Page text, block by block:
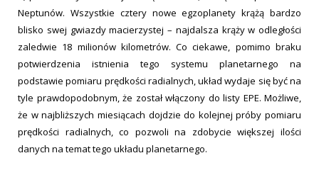
Neptunów. Wszystkie cztery nowe egzoplanety krążą bardzo
blisko swej gwiazdy macierzystej – najdalsza krąży w odległości
zaledwie 18 milionów kilometrów. Co ciekawe, pomimo braku
potwierdzenia istnienia tego systemu planetarnego na
podstawie pomiaru prędkości radialnych, układ wydaje się być na
tyle prawdopodobnym, że został włączony do listy EPE. Możliwe,
że w najbliższych miesiącach dojdzie do kolejnej próby pomiaru
prędkości radialnych, co pozwoli na zdobycie większej ilości
danych na temat tego układu planetarnego.